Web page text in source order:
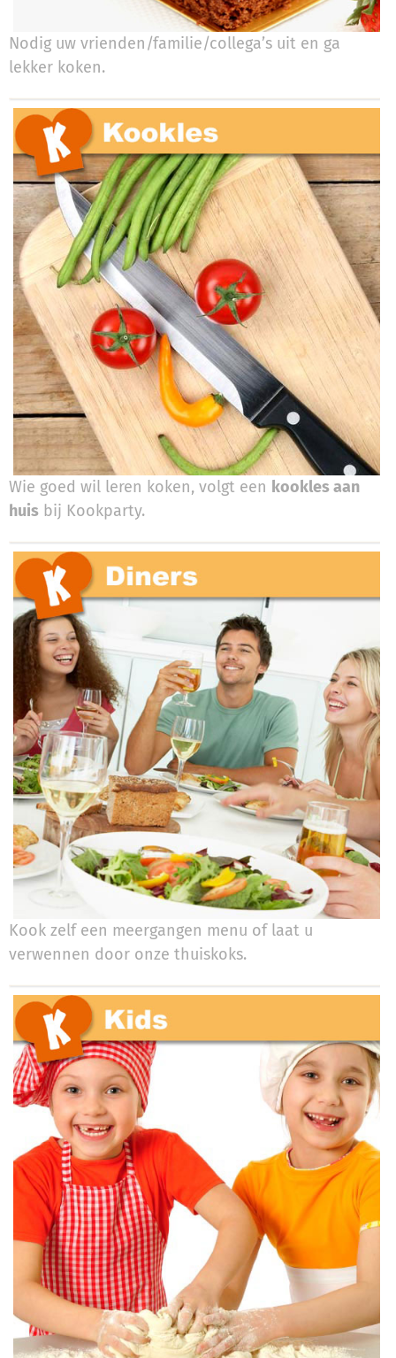
Nodig uw vrienden/familie/collega’s uit en ga
lekker koken.
Wie goed wil leren koken, volgt een kookles aan
huis bij Kookparty.​​​​
Kook zelf een meergangen menu of laat u
verwennen door onze thuiskoks.